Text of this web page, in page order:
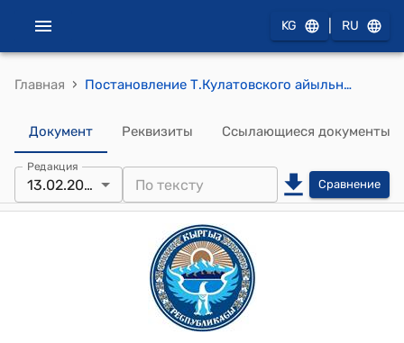
KG RU
Главная › Постановление Т.Кулатовского айыльного кенеша от 13 февраля 2013 года № 3-5 "Об утверждении налогового тарифа за вывоз мусора на территории айылного округа им. Т. Кулатова"
Документ Реквизиты Ссылающиеся документы
Редакция
13.02.2015 Сравнение